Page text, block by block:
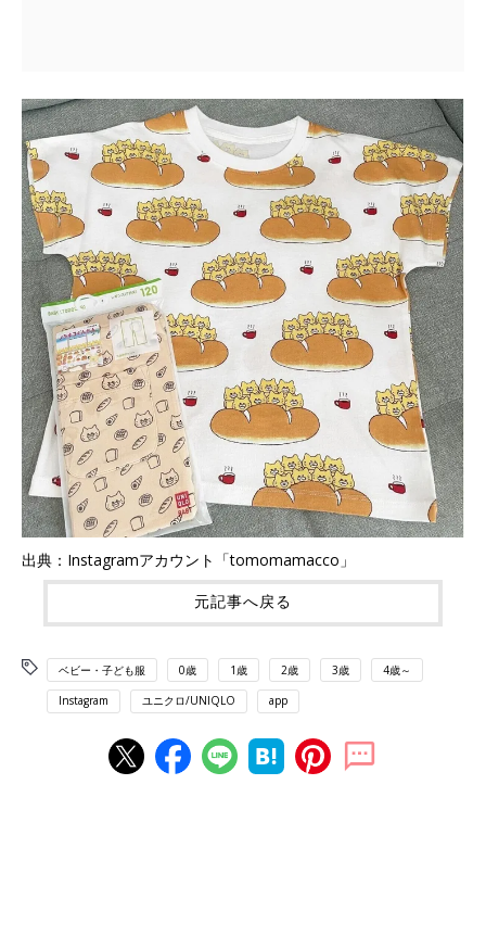
出典：Instagramアカウント「tomomamacco」
元記事へ戻る
ベビー・子ども服 0歳 1歳 2歳 3歳 4歳～
Instagram ユニクロ/UNIQLO app